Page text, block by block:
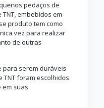
pedaços de
embebidos em
produto tem como
vez para realizar
de outras
para serem duráveis
TNT foram escolhidos
em suas